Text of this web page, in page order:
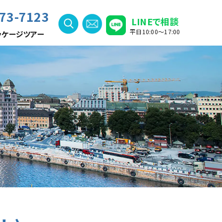
ージツアー
7123 LINEで相談
平日10:00〜17:00